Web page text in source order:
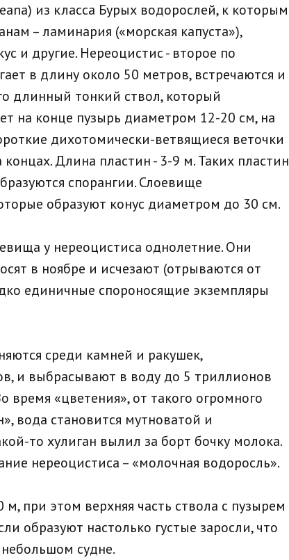
из класса Бурых водорослей, к которым
– ламинария («морская капуста»),
и другие. Нереоцистис - второе по
в длину около 50 метров, встречаются и
длинный тонкий ствол, который
на конце пузырь диаметром 12-20 см, на
дихотомически-ветвящиеся веточки
Длина пластин - 3-9 м. Таких пластин
спорангии. Слоевище
образуют конус диаметром до 30 см.
у нереоцистиса однолетние. Они
в ноябре и исчезают (отрываются от
единичные спороносящие экземпляры
среди камней и ракушек,
и выбрасывают в воду до 5 триллионов
время «цветения», от такого огромного
вода становится мутноватой и
то хулиган вылил за борт бочку молока.
нереоцистиса – «молочная водоросль».
м, при этом верхняя часть ствола с пузырем
образуют настолько густые заросли, что
судне.